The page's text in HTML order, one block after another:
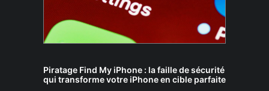
Piratage Find My iPhone : la faille de sécurité
qui transforme votre iPhone en cible parfaite